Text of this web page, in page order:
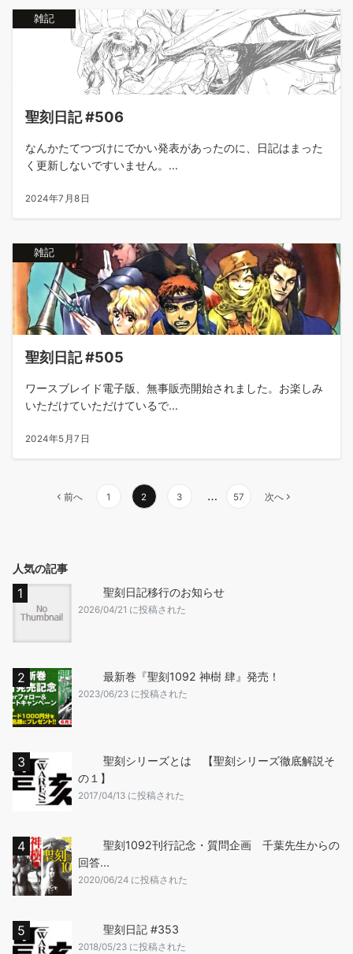
雑記
聖刻日記 #506
なんかたてつづけにでかい発表があったのに、日記はまった
く更新しないですいません。...
2024年7月8日
雑記
聖刻日記 #505
ワースブレイド電子版、無事販売開始されました。お楽しみ
いただけていただけているで...
2024年5月7日
前へ 1 2 3 … 57 次へ
人気の記事
聖刻日記移行のお知らせ
2026/04/21 に投稿された
最新巻『聖刻1092 神樹 肆』発売！
2023/06/23 に投稿された
聖刻シリーズとは 【聖刻シリーズ徹底解説そ
の１】
2017/04/13 に投稿された
聖刻1092刊行記念・質問企画 千葉先生からの
回答...
2020/06/24 に投稿された
聖刻日記 #353
2018/05/23 に投稿された